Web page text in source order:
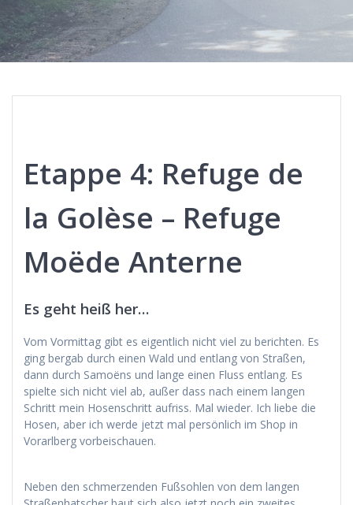
Etappe 4: Refuge de
la Golèse – Refuge
Moëde Anterne
Es geht heiß her…
Vom Vormittag gibt es eigentlich nicht viel zu berichten. Es
ging bergab durch einen Wald und entlang von Straßen,
dann durch Samoëns und lange einen Fluss entlang. Es
spielte sich nicht viel ab, außer dass nach einem langen
Schritt mein Hosenschritt aufriss. Mal wieder. Ich liebe die
Hosen, aber ich werde jetzt mal persönlich im Shop in
Vorarlberg vorbeischauen.
Neben den schmerzenden Fußsohlen von dem langen